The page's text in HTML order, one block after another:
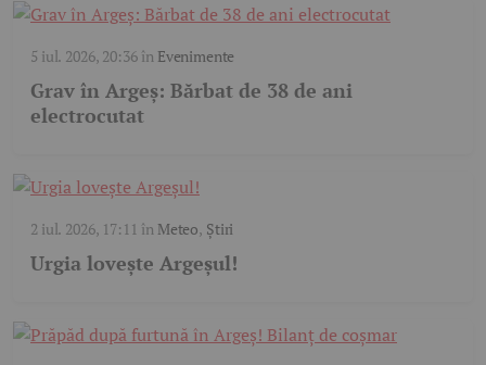
5 iul. 2026, 20:36în Evenimente
Grav în Argeș: Bărbat de 38 de ani
electrocutat
2 iul. 2026, 17:11 în Meteo, Știri
Urgia lovește Argeșul!